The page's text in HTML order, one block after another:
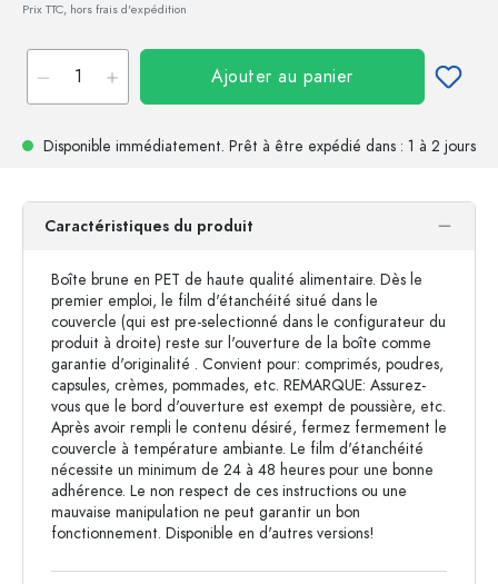
Prix TTC, hors frais d'expédition
Ajouter au panier
Disponible immédiatement. Prêt à être expédié dans : 1 à 2 jours
Caractéristiques du produit
Boîte brune en PET de haute qualité alimentaire. Dès le
premier emploi, le film d'étanchéité situé dans le
couvercle (qui est pre-selectionné dans le configurateur du
produit à droite) reste sur l'ouverture de la boîte comme
garantie d'originalité . Convient pour: comprimés, poudres,
capsules, crèmes, pommades, etc. REMARQUE: Assurez-
vous que le bord d'ouverture est exempt de poussière, etc.
Après avoir rempli le contenu désiré, fermez fermement le
couvercle à température ambiante. Le film d'étanchéité
nécessite un minimum de 24 à 48 heures pour une bonne
adhérence. Le non respect de ces instructions ou une
mauvaise manipulation ne peut garantir un bon
fonctionnement. Disponible en d'autres versions!